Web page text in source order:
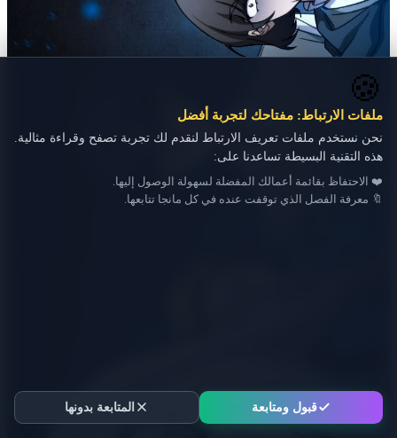
🍪
ملفات الارتباط: مفتاحك لتجربة أفضل
نحن نستخدم ملفات تعريف الارتباط لنقدم لك تجربة تصفح وقراءة مثالية.
هذه التقنية البسيطة تساعدنا على:
❤️ الاحتفاظ بقائمة أعمالك المفضلة لسهولة الوصول إليها.
🔖 معرفة الفصل الذي توقفت عنده في كل مانجا تتابعها.
قبول ومتابعة المتابعة بدونها